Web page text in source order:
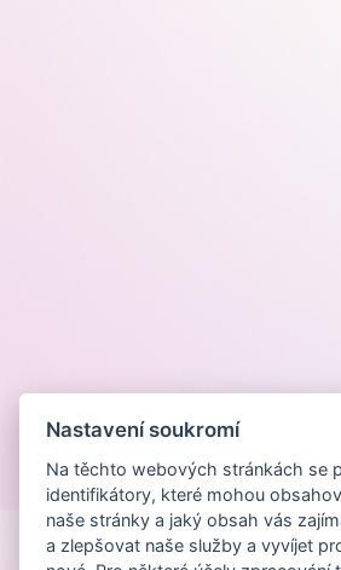
Nastavení soukromí
Na těchto webových stránkách se
identifikátory, které mohou
naše stránky a jaký obsah vás
a zlepšovat naše služby a vyvíjet